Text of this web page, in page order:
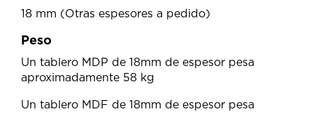
18 mm (Otras espesores a pedido)
Peso
Un tablero MDP de 18mm de espesor pesa
aproximadamente 58 kg
Un tablero MDF de 18mm de espesor pesa